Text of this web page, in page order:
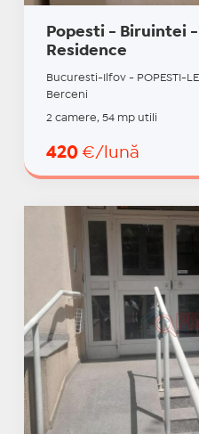
Popesti - Biruintei
Residence
Bucuresti-Ilfov - POPESTI-
Berceni
2 camere, 54 mp utili
420 €/lună